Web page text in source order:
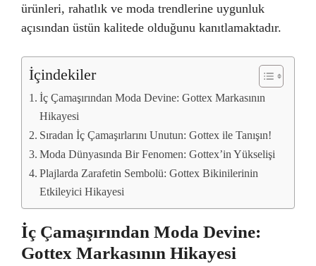
ürünleri, rahatlık ve moda trendlerine uygunluk
açısından üstün kalitede olduğunu kanıtlamaktadır.
İçindekiler
İç Çamaşırından Moda Devine: Gottex Markasının
Hikayesi
Sıradan İç Çamaşırlarını Unutun: Gottex ile Tanışın!
Moda Dünyasında Bir Fenomen: Gottex’in Yükselişi
Plajlarda Zarafetin Sembolü: Gottex Bikinilerinin
Etkileyici Hikayesi
İç Çamaşırından Moda Devine:
Gottex Markasının Hikayesi